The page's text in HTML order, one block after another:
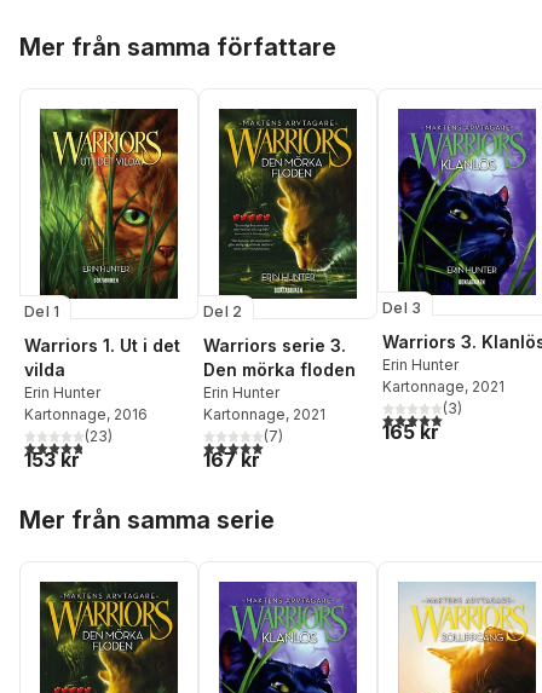
Mer från samma författare
Del 1
Warriors 1. Ut i det
vilda
Erin Hunter
Kartonnage, 2016
4,8utav 5 stjärnor. Totalt antal röster:
(23)
153 kr
Del 2
Warriors serie 3.
Den mörka floden
Erin Hunter
Kartonnage, 2021
5,0utav 5 stjärnor. Totalt antal röster:
(7)
167 kr
Del 3
Warriors 3.
Erin Hunter
Kartonnage, 2021
5,0utav 5 stjärnor.
(3)
165 kr
Mer från samma serie